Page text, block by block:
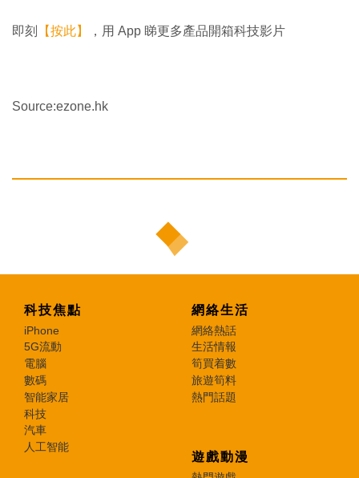
即刻 【按此】 ，用 App 睇更多產品開箱科技影片
Source:ezone.hk
科技焦點
iPhone
5G流動
電腦
數碼
智能家居
科技
汽車
人工智能
網絡生活
網絡熱話
生活情報
筍買着數
旅遊筍料
熱門話題
遊戲動漫